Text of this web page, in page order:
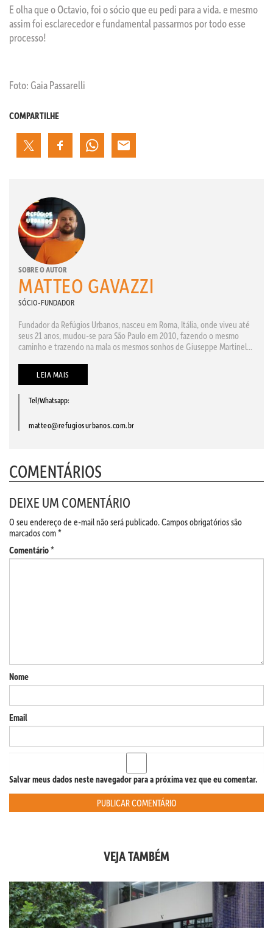
E olha que o Octavio, foi o sócio que eu pedi para a vida. e mesmo
assim foi esclarecedor e fundamental passarmos por todo esse
processo!
Foto: Gaia Passarelli
COMPARTILHE
SOBRE O AUTOR
MATTEO GAVAZZI
SÓCIO-FUNDADOR
Fundador da Refúgios Urbanos, nasceu em Roma, Itália, onde viveu até
seus 21 anos, mudou-se para São Paulo em 2010, fazendo o mesmo
caminho e trazendo na mala os mesmos sonhos de Giuseppe Martinel...
LEIA MAIS
Tel/Whatsapp:
matteo@refugiosurbanos.com.br
COMENTÁRIOS
DEIXE UM COMENTÁRIO
O seu endereço de e-mail não será publicado.Campos obrigatórios são
marcados com*
Comentário*
Nome
Email
Salvar meus dados neste navegador para a próxima vez que eu comentar.
VEJA TAMBÉM